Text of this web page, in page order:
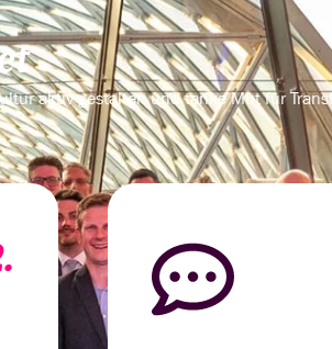
aktiv gestalten und tanke Mut für